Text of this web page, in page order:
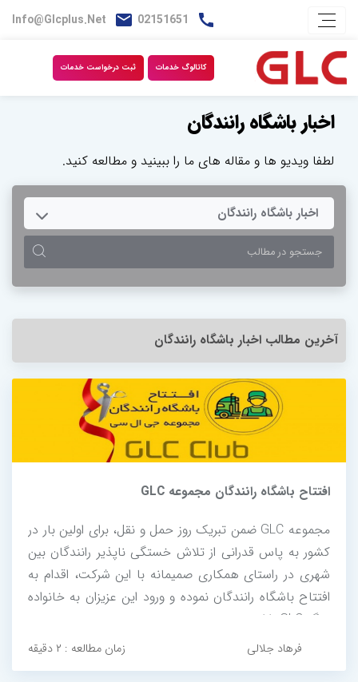
02151651
Info@glcplus.net
کاتالوگ خدمات ثبت درخواست خدمات
اخبار باشگاه رانندگان
لطفا ویدیو ها و مقاله های ما را ببینید و مطالعه کنید.
اخبار باشگاه رانندگان
آخرین مطالب اخبار باشگاه رانندگان
افتتاح باشگاه رانندگان مجموعه GLC
مجموعه GLC ضمن تبریک روز حمل و نقل، برای اولین بار در
کشور به پاس قدرانی از تلاش خستگی ناپذیر رانندگان بین
شهری در راستای همکاری صمیمانه با این شرکت، اقدام به
افتتاح باشگاه رانندگان نموده و ورود این عزیزان به خانواده
بزرگ GLC را ارج می‌نهد.
فرهاد جلالی زمان مطالعه : ۲ دقیقه